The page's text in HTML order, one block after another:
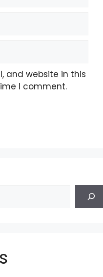
and website in this
I comment.